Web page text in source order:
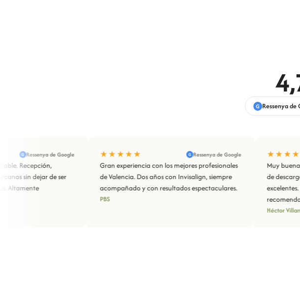
G Ressenya de
Ressenya de Google
Recepción,
sin dejar de ser
★★★★★ Ressenya de Google
Gran experiencia con los mejores profesionales
de Valencia. Dos años con Invisalign, siempre
acompañado y con resultados espectaculares.
★★★★★
Muy buena
de descarga;
excelentes.
recomendable.
Héctor Villanueva